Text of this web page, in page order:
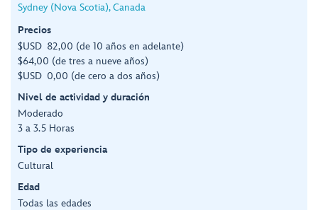
Sydney (Nova Scotia), Canada
Precios
$USD 82,00 (de 10 años en adelante)
$64,00 (de tres a nueve años)
$USD 0,00 (de cero a dos años)
Nivel de actividad y duración
Moderado
3 a 3.5 Horas
Tipo de experiencia
Cultural
Edad
Todas las edades